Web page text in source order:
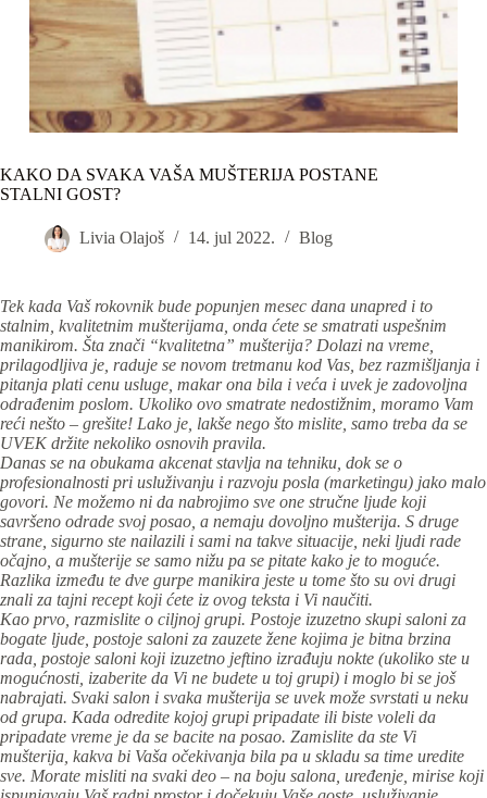
KAKO DA SVAKA VAŠA MUŠTERIJA POSTANE
STALNI GOST?
Livia Olajoš 14. jul 2022. Blog
Tek kada Vaš rokovnik bude popunjen mesec dana unapred i to
stalnim, kvalitetnim mušterijama, onda ćete se smatrati uspešnim
manikirom. Šta znači “kvalitetna” mušterija? Dolazi na vreme,
prilagodljiva je, raduje se novom tretmanu kod Vas, bez razmišljanja i
pitanja plati cenu usluge, makar ona bila i veća i uvek je zadovoljna
odrađenim poslom. Ukoliko ovo smatrate nedostižnim, moramo Vam
reći nešto – grešite! Lako je, lakše nego što mislite, samo treba da se
UVEK držite nekoliko osnovih pravila.
Danas se na obukama akcenat stavlja na tehniku, dok se o
profesionalnosti pri usluživanju i razvoju posla (marketingu) jako malo
govori. Ne možemo ni da nabrojimo sve one stručne ljude koji
savršeno odrade svoj posao, a nemaju dovoljno mušterija. S druge
strane, sigurno ste nailazili i sami na takve situacije, neki ljudi rade
očajno, a mušterije se samo nižu pa se pitate kako je to moguće.
Razlika između te dve gurpe manikira jeste u tome što su ovi drugi
znali za tajni recept koji ćete iz ovog teksta i Vi naučiti.
Kao prvo, razmislite o ciljnoj grupi. Postoje izuzetno skupi saloni za
bogate ljude, postoje saloni za zauzete žene kojima je bitna brzina
rada, postoje saloni koji izuzetno jeftino izrađuju nokte (ukoliko ste u
mogućnosti, izaberite da Vi ne budete u toj grupi) i moglo bi se još
nabrajati. Svaki salon i svaka mušterija se uvek može svrstati u neku
od grupa. Kada odredite kojoj grupi pripadate ili biste voleli da
pripadate vreme je da se bacite na posao. Zamislite da ste Vi
mušterija, kakva bi Vaša očekivanja bila pa u skladu sa time uredite
sve. Morate misliti na svaki deo – na boju salona, uređenje, mirise koji